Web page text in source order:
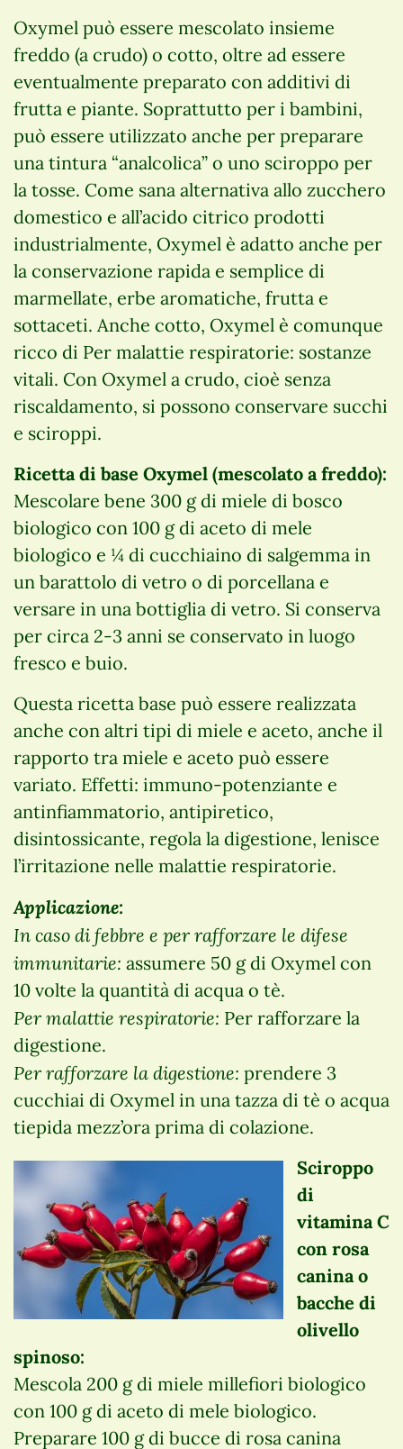
Oxymel può essere mescolato insieme
freddo (a crudo) o cotto, oltre ad essere
eventualmente preparato con additivi di
frutta e piante. Soprattutto per i bambini,
può essere utilizzato anche per preparare
una tintura “analcolica” o uno sciroppo per
la tosse. Come sana alternativa allo zucchero
domestico e all’acido citrico prodotti
industrialmente, Oxymel è adatto anche per
la conservazione rapida e semplice di
marmellate, erbe aromatiche, frutta e
sottaceti. Anche cotto, Oxymel è comunque
ricco di Per malattie respiratorie: sostanze
vitali. Con Oxymel a crudo, cioè senza
riscaldamento, si possono conservare succhi
e sciroppi.
Ricetta di base Oxymel (mescolato a freddo):
Mescolare bene 300 g di miele di bosco
biologico con 100 g di aceto di mele
biologico e ¼ di cucchiaino di salgemma in
un barattolo di vetro o di porcellana e
versare in una bottiglia di vetro. Si conserva
per circa 2-3 anni se conservato in luogo
fresco e buio.
Questa ricetta base può essere realizzata
anche con altri tipi di miele e aceto, anche il
rapporto tra miele e aceto può essere
variato. Effetti: immuno-potenziante e
antinfiammatorio, antipiretico,
disintossicante, regola la digestione, lenisce
l’irritazione nelle malattie respiratorie.
Applicazione:
In caso di febbre e per rafforzare le difese
immunitarie: assumere 50 g di Oxymel con
10 volte la quantità di acqua o tè.
Per malattie respiratorie: Per rafforzare la
digestione.
Per rafforzare la digestione: prendere 3
cucchiai di Oxymel in una tazza di tè o acqua
tiepida mezz’ora prima di colazione.
Sciroppo
di
vitamina C
con rosa
canina o
bacche di
olivello
spinoso:
Mescola 200 g di miele millefiori biologico
con 100 g di aceto di mele biologico.
Preparare 100 g di bucce di rosa canina